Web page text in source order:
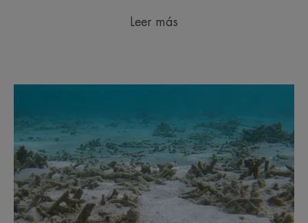
Leer más